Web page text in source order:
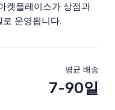
켓플레이스가 상점과
운영됩니다.
평균 배송
7-90일